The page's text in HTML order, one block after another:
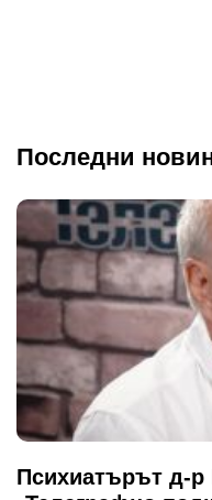
Последни
Психиатърът д-р